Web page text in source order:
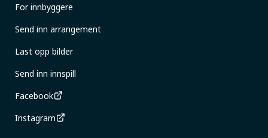
For innbyggere
Send inn arrangement
Last opp bilder
Send inn innspill
Facebook
Instagram